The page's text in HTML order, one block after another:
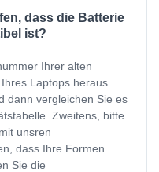
dass die Batterie
ist?
Ihrer alten
Laptops heraus
dann vergleichen Sie es
Zweitens, bitte
unsren
dass Ihre Formen
Sie die